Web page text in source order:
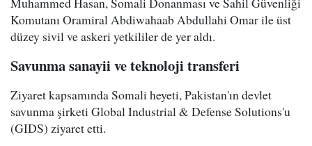
Komutanı Oramiral Abdiwahaab Abdullahi Omar ile üst
düzey sivil ve askeri yetkililer de yer aldı.
Savunma sanayii ve teknoloji transferi
Ziyaret kapsamında Somali heyeti, Pakistan'ın devlet
savunma şirketi Global Industrial & Defense Solutions'u
(GIDS) ziyaret etti.